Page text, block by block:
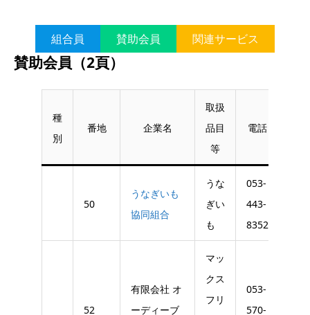
組合員 賛助会員 関連サービス
賛助会員（2頁）
種
別
番地 企業名
取扱
品目
等
電話
50
うなぎいも
協同組合
うな
ぎい
も
053-
443-
8352
52
有限会社 オ
ーディーブ
マッ
クス
フリ
053-
570-